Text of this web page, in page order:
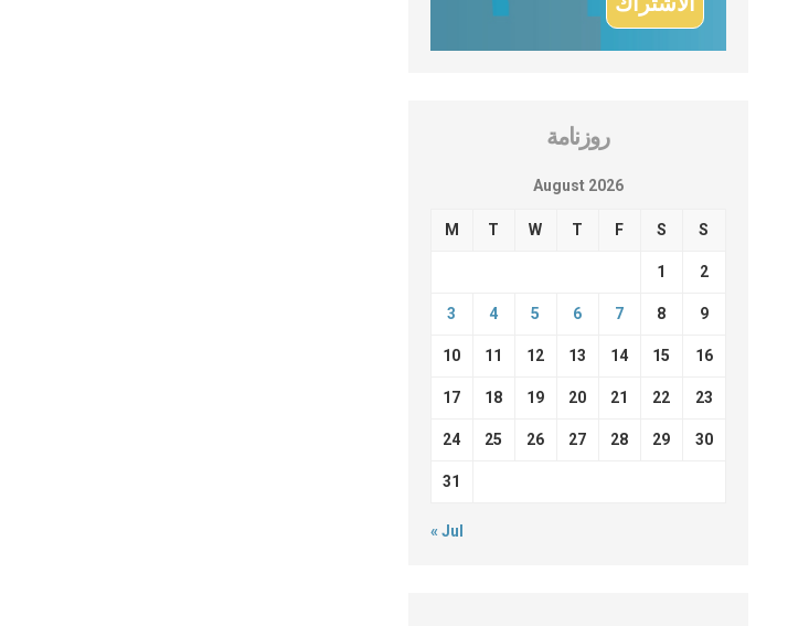
روزنامة
August 2026
M T W T F S S
1 2
3 4 5 6 7 8 9
10 11 12 13 14 15 16
17 18 19 20 21 22 23
24 25 26 27 28 29 30
31
« Jul